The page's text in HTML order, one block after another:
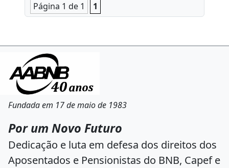
Página 1 de 1 1
Fundada em 17 de maio de 1983
Por um Novo Futuro
Dedicação e luta em defesa dos direitos dos
Aposentados e Pensionistas do BNB, Capef e